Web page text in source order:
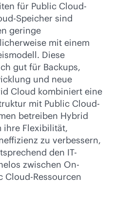
für Public Cloud-
Speicher sind
geringe
mit einem
Diese
gut für Backups,
und neue
Cloud kombiniert eine
mit Public Cloud-
betreiben Hybrid
ihre Flexibilität,
zu verbessern,
den IT-
zwischen On-
Cloud-Ressourcen